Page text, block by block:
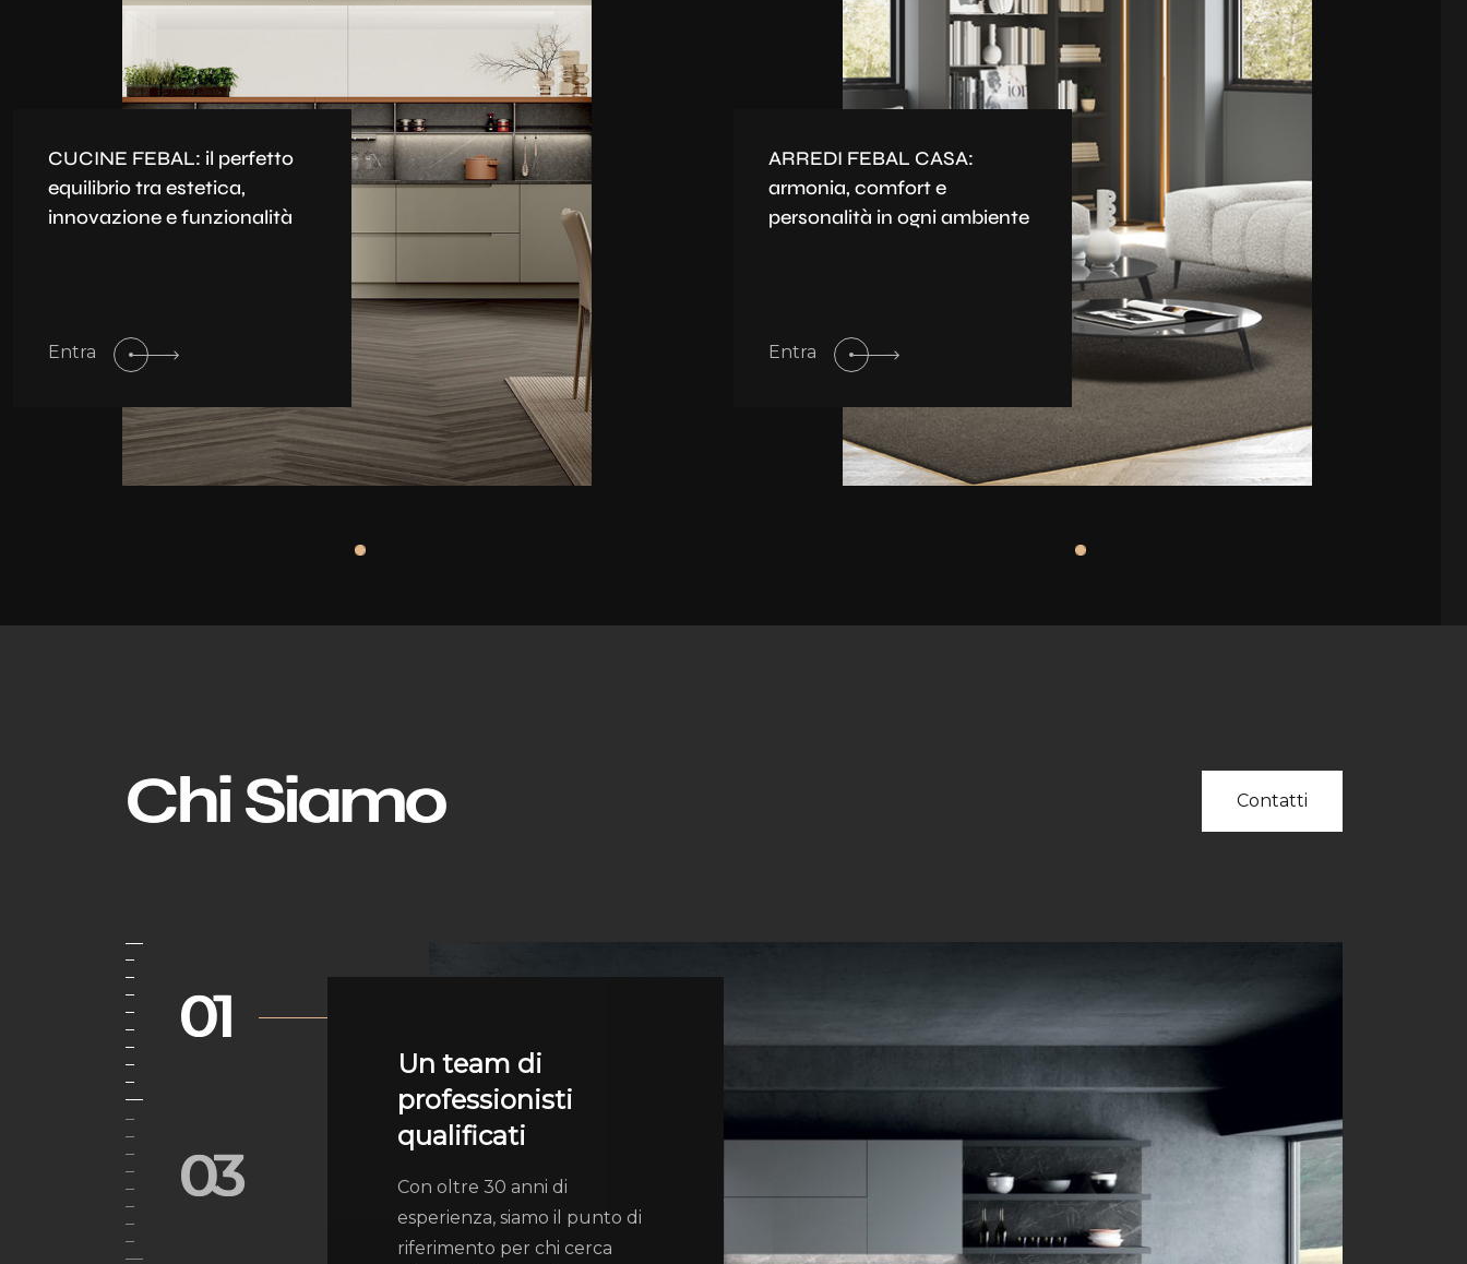
CUCINE FEBAL: il perfetto
equilibrio tra estetica,
innovazione e funzionalità
Entra
ARREDI FEBAL CASA:
armonia, comfort e
personalità in ogni ambiente
Entra
Chi Siamo Contatti
01
03
Un team di
professionisti
qualificati
Con oltre 30 anni di
esperienza, siamo il punto di
riferimento per chi cerca